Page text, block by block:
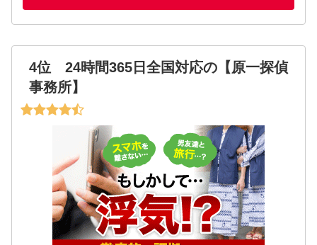
4位 24時間365日全国対応の【原一探偵
事務所】